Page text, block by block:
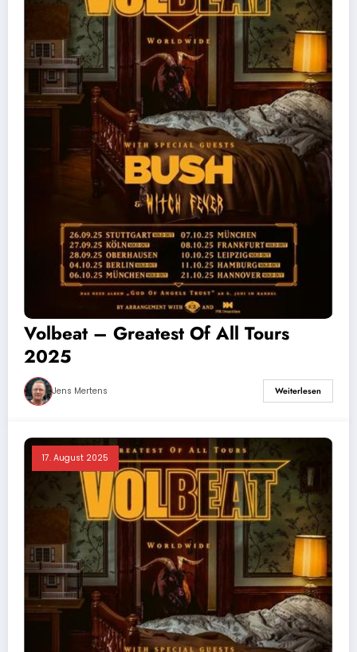
Volbeat – Greatest Of All Tours
2025
Jens Mertens Weiterlesen
17. August 2025